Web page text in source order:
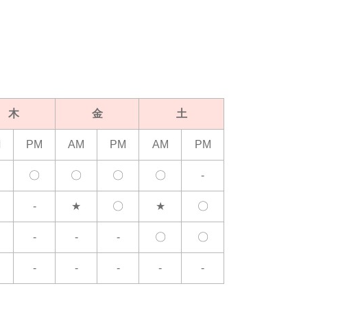
木 金 土
PM AM PM AM PM
〇 〇 〇 〇 -
- ★ 〇 ★ 〇
- - - 〇 〇
- - - - -